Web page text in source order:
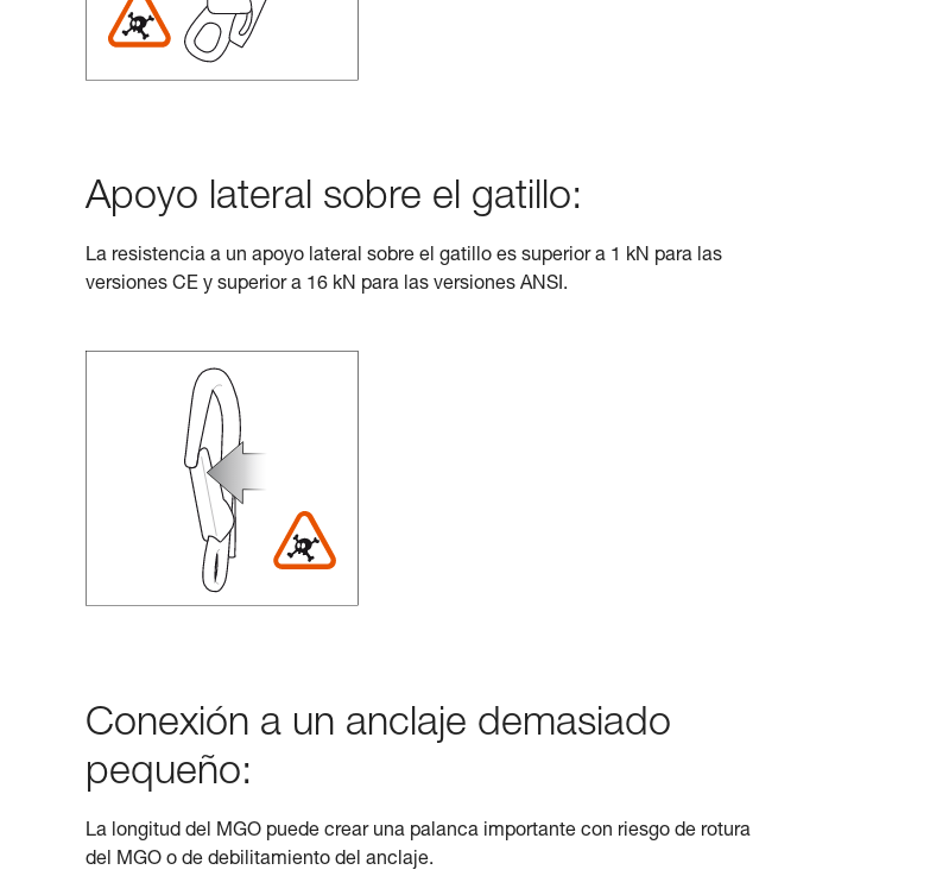
Apoyo lateral sobre el gatillo:
La resistencia a un apoyo lateral sobre el gatillo es superior a 1 kN para las
versiones CE y superior a 16 kN para las versiones ANSI.
Conexión a un anclaje demasiado
pequeño:
La longitud del MGO puede crear una palanca importante con riesgo de rotura
del MGO o de debilitamiento del anclaje.